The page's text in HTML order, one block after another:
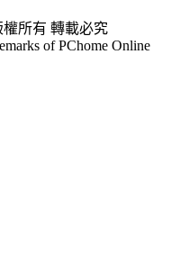
所有 轉載必究
of PChome Online